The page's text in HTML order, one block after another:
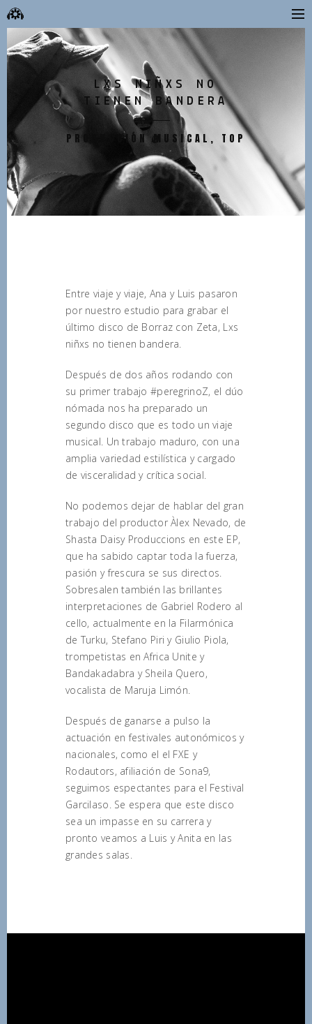
LXS NIÑXS NO
TIENEN BANDERA
PRODUCCIÓN MUSICAL, TOP
Entre viaje y viaje, Ana y Luis pasaron
por nuestro estudio para grabar el
último disco de Borraz con Zeta, Lxs
niñxs no tienen bandera.
Después de dos años rodando con
su primer trabajo #peregrinoZ, el dúo
nómada nos ha preparado un
segundo disco que es todo un viaje
musical. Un trabajo maduro, con una
amplia variedad estilística y cargado
de visceralidad y crítica social.
No podemos dejar de hablar del gran
trabajo del productor Àlex Nevado, de
Shasta Daisy Produccions en este EP,
que ha sabido captar toda la fuerza,
pasión y frescura se sus directos.
Sobresalen también las brillantes
interpretaciones de Gabriel Rodero al
cello, actualmente en la Filarmónica
de Turku, Stefano Piri y Giulio Piola,
trompetistas en Africa Unite y
Bandakadabra y Sheila Quero,
vocalista de Maruja Limón.
Después de ganarse a pulso la
actuación en festivales autonómicos y
nacionales, como el el FXE y
Rodautors, afiliación de Sona9,
seguimos espectantes para el Festival
Garcilaso. Se espera que este disco
sea un impasse en su carrera y
pronto veamos a Luis y Anita en las
grandes salas.